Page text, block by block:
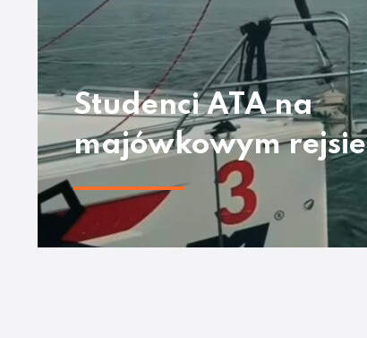
Studenci ATA na
majówkowym rejsie